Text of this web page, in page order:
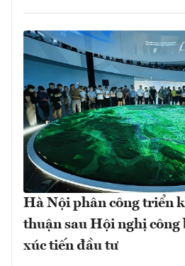
Hà Nội phân công triển
thuận sau Hội nghị công
xúc tiến đầu tư